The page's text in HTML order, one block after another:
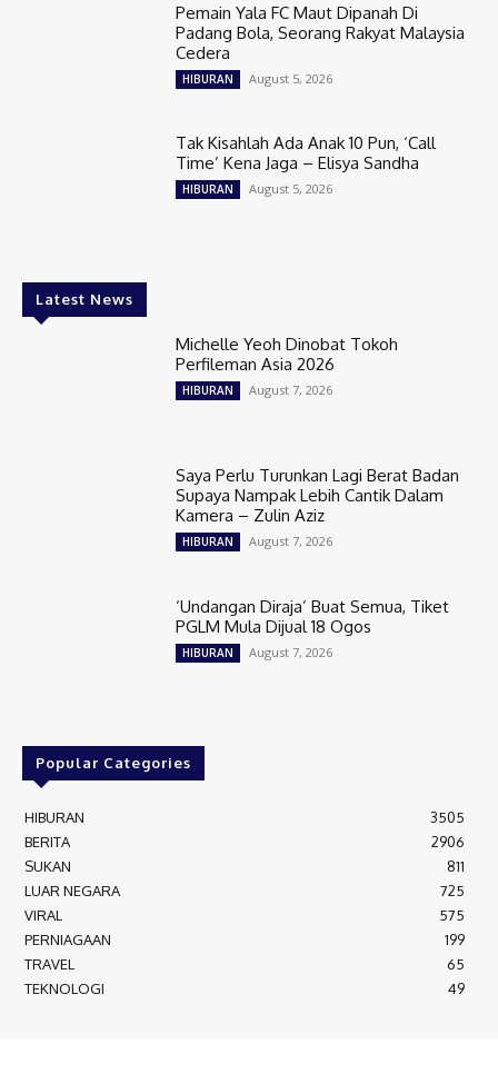
Pemain Yala FC Maut Dipanah Di
Padang Bola, Seorang Rakyat Malaysia
Cedera
HIBURAN August 5, 2026
Tak Kisahlah Ada Anak 10 Pun, ‘Call
Time’ Kena Jaga – Elisya Sandha
HIBURAN August 5, 2026
Latest News
Michelle Yeoh Dinobat Tokoh
Perfileman Asia 2026
HIBURAN August 7, 2026
Saya Perlu Turunkan Lagi Berat Badan
Supaya Nampak Lebih Cantik Dalam
Kamera – Zulin Aziz
HIBURAN August 7, 2026
‘Undangan Diraja’ Buat Semua, Tiket
PGLM Mula Dijual 18 Ogos
HIBURAN August 7, 2026
Popular Categories
HIBURAN
3505
BERITA
2906
SUKAN
811
LUAR NEGARA
725
VIRAL
575
PERNIAGAAN
199
TRAVEL
65
TEKNOLOGI
49